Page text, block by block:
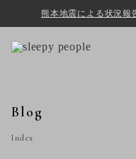
熊本地震による状況報
Blog
Index